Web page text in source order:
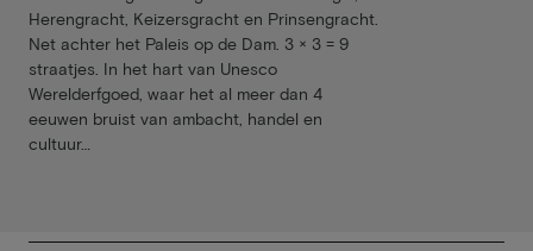
Herengracht, Keizersgracht en Prinsengracht.
Net achter het Paleis op de Dam. 3 × 3 = 9
straatjes. In het hart van Unesco
Werelderfgoed, waar het al meer dan 4
eeuwen bruist van ambacht, handel en
cultuur…